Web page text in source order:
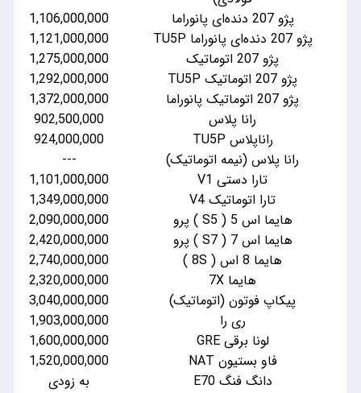
1,106,000,000
توقف فروش
1,121,000,000
885,000,000
1,275,000,000
990,500,000
1,292,000,000
---
1,372,000,000
1,011,000,000
902,500,000
803,900,000
924,000,000
797,800,000
---
890,000,000
1,101,000,000
966,000,000
1,349,000,000
1,166,000,000
2,090,000,000
1,700,000,000
2,420,000,000
1,800,000,000
2,740,000,000
به زودی
2,320,000,000
2,000,955,000
3,040,000,000
2,970,000,000
1,903,000,000
1,501,500,000
1,600,000,000
توقف فروش
1,520,000,000
توقف فروش
به زودی
1,011,400,000